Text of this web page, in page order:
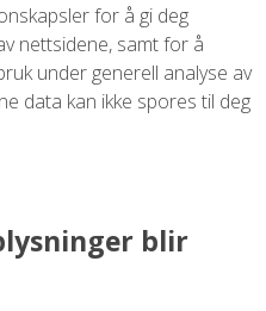
for å gi deg
nettsidene, samt for å
under generell analyse av
data kan ikke spores til deg
blir